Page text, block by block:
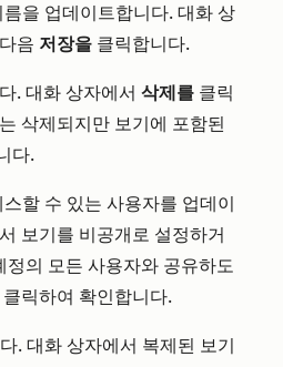
름을 업데이트합니다. 대화 상
음 저장을 클릭합니다.
. 대화 상자에서 삭제를 클릭
삭제되지만 보기에 포함된
다.
할 수 있는 사용자를 업데이
보기를 비공개로 설정하거
정의 모든 사용자와 공유하도
클릭하여 확인합니다.
. 대화 상자에서 복제된 보기